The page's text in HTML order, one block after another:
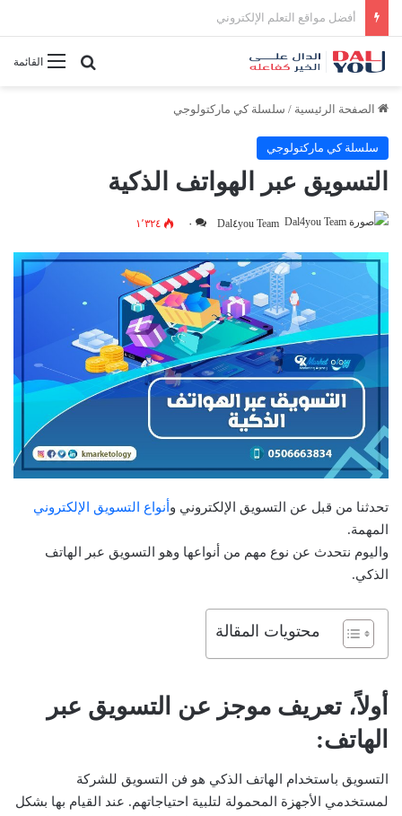
أفضل النصائح لإدارة الوقت بفعالية
القائمةبحث عن
الصفحة الرئيسية / سلسلة كي ماركتولوجي
سلسلة كي ماركتولوجي
التسويق عبر الهواتف الذكية
Dal٤you Team ٠ ١٬٣٢٤
تحدثنا من قبل عن التسويق الإلكتروني وأنواع التسويق الإلكتروني
المهمة.
واليوم نتحدث عن نوع مهم من أنواعها وهو التسويق عبر الهاتف
الذكي.
محتويات المقالة
أولاً، تعريف موجز عن التسويق عبر
الهاتف:
التسويق باستخدام الهاتف الذكي هو فن التسويق للشركة
لمستخدمي الأجهزة المحمولة لتلبية احتياجاتهم. عند القيام بها بشكل